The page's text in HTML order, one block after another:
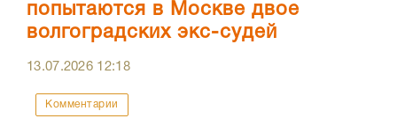
попытаются в Москве двое
волгоградских экс-судей
13.07.2026 12:18
Комментарии